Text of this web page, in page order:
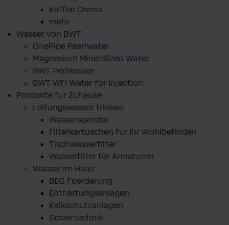
Kaffee Crema
mehr
Wasser von BWT
OnePipe Pearlwater
Magnesium Mineralized Water
BWT Perlwasser
BWT WFI Water for Injection
Produkte für Zuhause
Leitungswasser trinken
Wasserspender
Filterkartuschen für Ihr Wohlbefinden
Tischwasserfilter
Wasserfilter für Armaturen
Wasser im Haus
BEG Foerderung
Enthärtungsanlagen
Kalkschutzanlagen
Dosiertechnik